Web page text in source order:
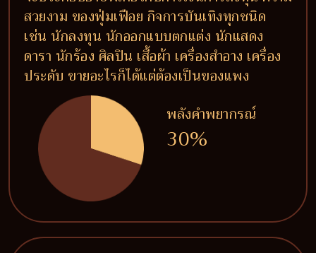
สวยงาม ของฟุ่มเฟือย กิจการบันเทิงทุกชนิด
เช่น นักลงทุน นักออกแบบตกแต่ง นักแสดง
ดารา นักร้อง ศิลปิน เสื้อผ้า เครื่องสำอาง เครื่อง
ประดับ ขายอะไรก็ได้แต่ต้องเป็นของแพง
พลังคำพยากรณ์
30%